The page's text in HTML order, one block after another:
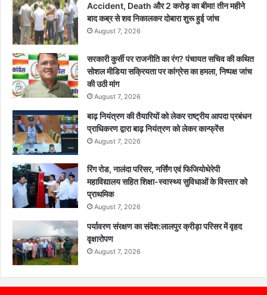
Accident, Death और 2 करोड़ का बीमा! तीन महीने
बाद कब्र से शव निकालकर दोबारा शुरू हुई जांच
August 7, 2026
सरकारी कुर्सी पर राजनीति का रंग? पंचायत सचिव की कथित
सोशल मीडिया सक्रियता पर कांग्रेस का हमला, निष्पक्ष जांच
की उठी मांग
August 7, 2026
बाढ़ नियंत्रण की तैयारियों को लेकर राष्ट्रीय आपदा प्रबंधन
प्राधिकरण द्वारा बाढ़ नियंत्रण को लेकर कान्फ्रेंस
August 7, 2026
रिंग रोड, नालंदा परिसर, नर्सिंग एवं फिजियोथेरेपी
महाविद्यालय सहित शिक्षा-स्वास्थ्य सुविधाओं के विस्तार को
प्राथमिक
August 7, 2026
पर्यावरण संरक्षण का संदेश:लालपुर क्रीड़ा परिसर में वृहद
वृक्षारोपण
August 7, 2026